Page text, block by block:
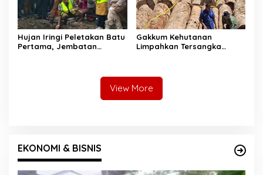
Hujan Iringi Peletakan Batu
Pertama, Jembatan
Gakkum Kehutanan
Limpahkan Tersangka
View More
EKONOMI & BISNIS